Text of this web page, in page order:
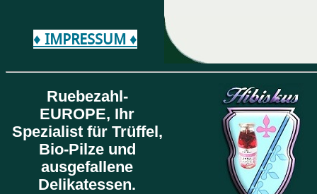
♦ IMPRESSUM ♦
Ruebezahl-
EUROPE, Ihr
Spezialist für Trüffel,
Bio-Pilze und
ausgefallene
Delikatessen.